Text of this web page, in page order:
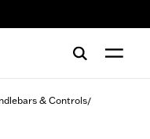
& Controls/